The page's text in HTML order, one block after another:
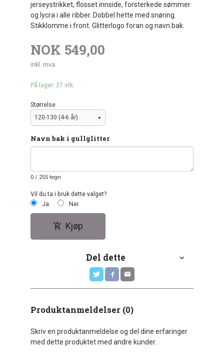
jerseystrikket, flosset innside, forsterkede sømmer
og lycra i alle ribber. Dobbel hette med snøring.
Stikklomme i front. Glitterlogo foran og navn bak.
NOK 549,00
inkl. mva.
På lager: 27 stk.
Størrelse
Navn bak i gullglitter
0 / 255 tegn
Vil du ta i bruk dette valget?
Ja
Nei
Kjøp
Del dette
Produktanmeldelser (0)
Skriv en produktanmeldelse og del dine erfaringer
med dette produktet med andre kunder.